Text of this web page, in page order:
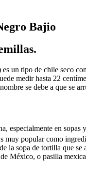
Bajio
es un tipo de chile seco
medir hasta 22
se debe a que se
especialmente en
popular como
la sopa de tortilla que
México, o pasilla